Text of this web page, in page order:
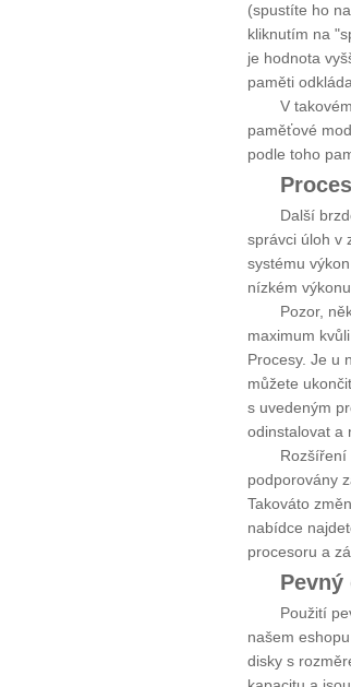
(spustíte ho
kliknutím na
je hodnota
paměti
V
paměťové
podle toho
Další
správci úloh v
systému
nízkém výkonu.
Pozor,
maximum
Procesy. Je u
můžete
s uvedeným
odinstalovat a
Rozšíření
podporovány
Takováto
nabídce
procesoru a
Pevný
Použití
našem
disky s